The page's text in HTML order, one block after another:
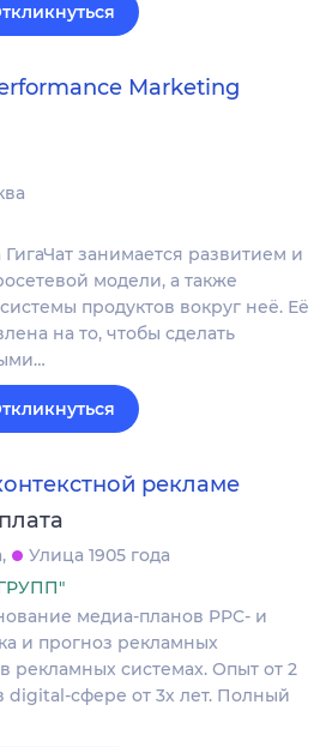
Marketing
занимается развитием и
модели, а также
продуктов вокруг неё. Её
на то, чтобы сделать
рекламе
Улица 1905 года
медиа-планов PPC- и
и прогноз рекламных
рекламных системах. Опыт от 2
digital-сфере от 3х лет. Полный